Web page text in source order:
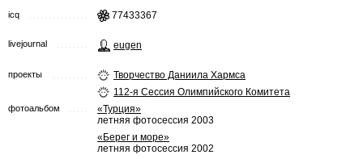
icq 77433367
livejournal eugen
проекты
Творчество Даниила Хармса
112-я Сессия Олимпийского Комитета
фотоальбом
«Турция»
летняя фотосессия 2003
«Берег и море»
летняя фотосессия 2002